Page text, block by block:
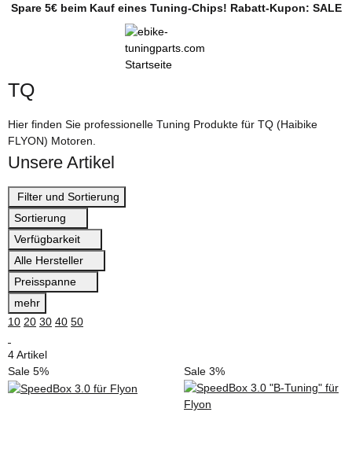
Spare 5€ beim Kauf eines Tuning-Chips! Rabatt-Kupon: SALE
TQ
Hier finden Sie professionelle Tuning Produkte für TQ (Haibike
FLYON) Motoren.
Unsere Artikel
Filter und Sortierung
Sortierung
Verfügbarkeit
Alle Hersteller
Preisspanne
mehr
10 20 30 40 50
4 Artikel
Sale 5%
Sale 3%